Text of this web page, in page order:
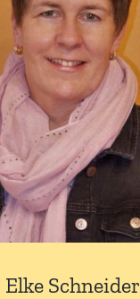
Elke Schneider